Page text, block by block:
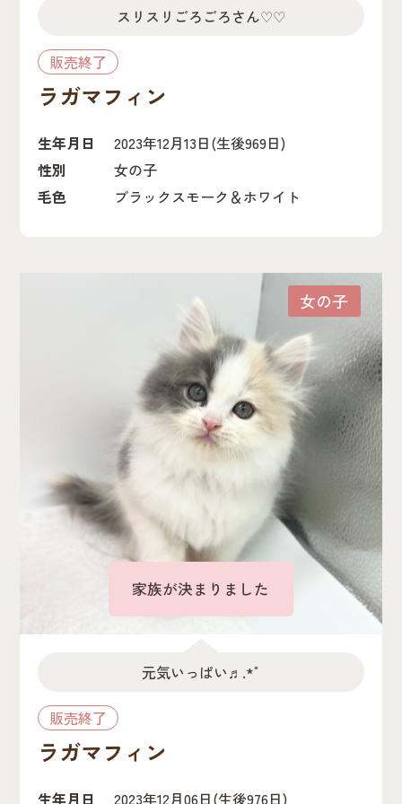
スリスリごろごろさん♡♡
販売終了
ラガマフィン
生年月日 2023年12月13日(生後969日)
性別
女の子
毛色
ブラックスモーク＆ホワイト
女の子
家族が決まりました
元気いっぱい♬.*ﾟ
販売終了
ラガマフィン
生年月日 2023年12月06日(生後976日)